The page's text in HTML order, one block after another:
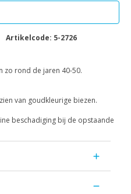
Artikelcode: 5-2726
zo rond de jaren 40-50.
van goudkleurige biezen.
beschadiging bij de opstaande